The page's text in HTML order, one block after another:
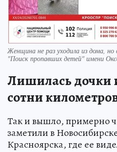
Женщина не раз уходила из дома, но
"Поиск пропавших детей" имени
Лишилась дочки
сотни
Так и вышло, примерно
заметили в
Красноярска, где ее